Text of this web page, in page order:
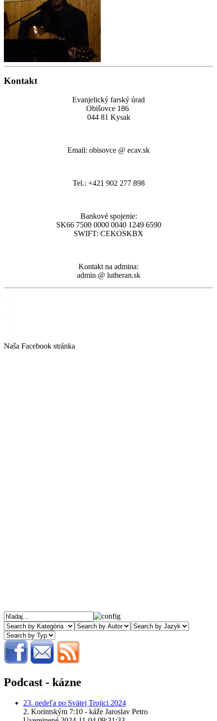
Kontakt
Evanjelický farský úrad
Obišovce 186
044 81 Kysak
Email: obisovce @ ecav.sk
Tel.: +421 902 277 898
Bankové spojenie:
SK66 7500 0000 0040 1249 6590
SWIFT: CEKOSKBX
Kontakt na admina:
admin @ lutheran.sk
Naša Facebook stránka
Podcast - kázne
23. nedeľa po Svätej Trojici 2024
2. Korintským 7:10 - káže Jaroslav Petro